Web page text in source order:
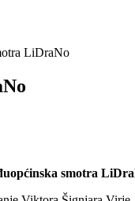
LiDraNo
smotra